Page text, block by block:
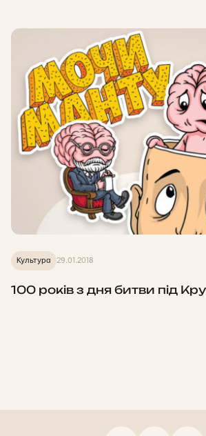
Культура 29.01.2018
100 років з дня битви під